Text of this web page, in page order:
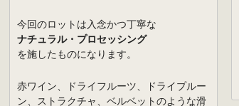
今回のロットは入念かつ丁寧な
ナチュラル・プロセッシング
を施したものになります。
赤ワイン、ドライフルーツ、ドライプルー
ン、ストラクチャ、ベルベットのような滑